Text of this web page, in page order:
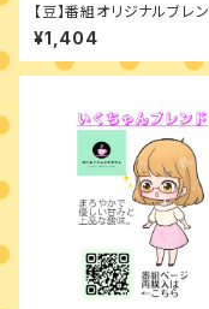
【豆】番組オリジナルブレ
0g
¥1,404